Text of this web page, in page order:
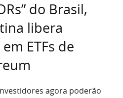
do Brasil,
libera
ETFs de
agora poderão